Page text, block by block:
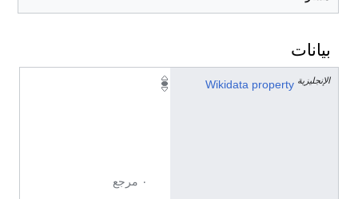
بيانات
Wikidata property الإنجليزية
٠ مرجع